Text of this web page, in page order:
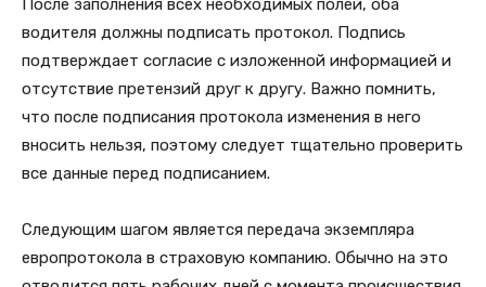
После заполнения всех необходимых полей, оба
водителя должны подписать протокол. Подпись
подтверждает согласие с изложенной информацией и
отсутствие претензий друг к другу. Важно помнить,
что после подписания протокола изменения в него
вносить нельзя, поэтому следует тщательно проверить
все данные перед подписанием.
Следующим шагом является передача экземпляра
европротокола в страховую компанию. Обычно на это